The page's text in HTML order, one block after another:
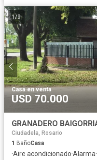
1/9
Casa·en venta
USD 70.000
Ciudadela, Rosario
1 BañoCasa
·Aire acondicionado·Alarma·